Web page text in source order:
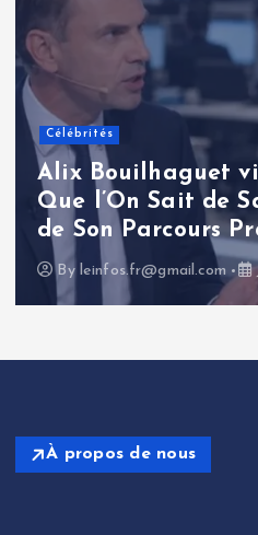
Célébrités
Renaud Pila :
approfondie
l’influence
politique
By
À propos de nous